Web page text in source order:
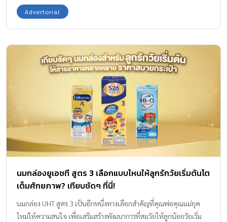
เป็นต้นทุนสำคัญให้ลูกรักเติบโตได้อย่างสมวัยและมั่นใจ แน่นอนว่าใน
ปี 2026 นี้ เทรนด์โภชนาการที่คุณแม่ยุคใหม่ให้ความสำคัญเป็นอันดับ
เฉพาะ แคลเซียมจากน้ำนมโคแท้ 100% ที่ไม่ได้มีดีแค่ช่วยเรื่องกระดูก
แต่ยังทำงานร่วมกับวิตามินและแร่ธาตุต่าง ๆ เพื่อส่งเสริมพัฒนาการทาง
ร่างกายให้พุ่งทะยานอย่างเต็มศักยภาพ วันนี้ Amarin Baby & Kids
รวบรวม นมวัว UHT รสจืด 5 แบรนด์ยอดฮิต ที่แม่ ๆ ไว้ใจ มาเจาะลึก
รีวิวกันแบบเน้น ๆ ว่ากล่องไหนจะมีแคลเซียมสูง สารอาหารธรรมชาติปัง
และตอบโจทย์เรื่องส่วนสูงของลูกรัก สรุปจบในที่เดียวที่คุณแม่ต้องรู้
ตามไปดูกันเลยค่ะ เสริมพลังการเรียนรู้สู่โลกกว้าง… เริ่มต้นด้วย
‘โภชนาการ’ ที่ใช่ เพื่อต้นทุนชีวิตที่ดีของลูกรัก คุณแม่ทราบไหมคะว่า
Advertorial
นมกล่องยูเอชที สูตร 3 เลือกแบบไหนให้ลูกรักวัยเริ่มต้นโต
เต็มศักยภาพ? เทียบชัดๆ ที่นี่!
นมกล่อง UHT สูตร 3 เป็นอีกหนึ่งทางเลือกสำคัญที่คุณพ่อคุณแม่ยุค
ใหม่ให้ความสนใจ เพื่อเสริมสร้างพัฒนาการที่สมวัยให้ลูกน้อยวัยเริ่ม